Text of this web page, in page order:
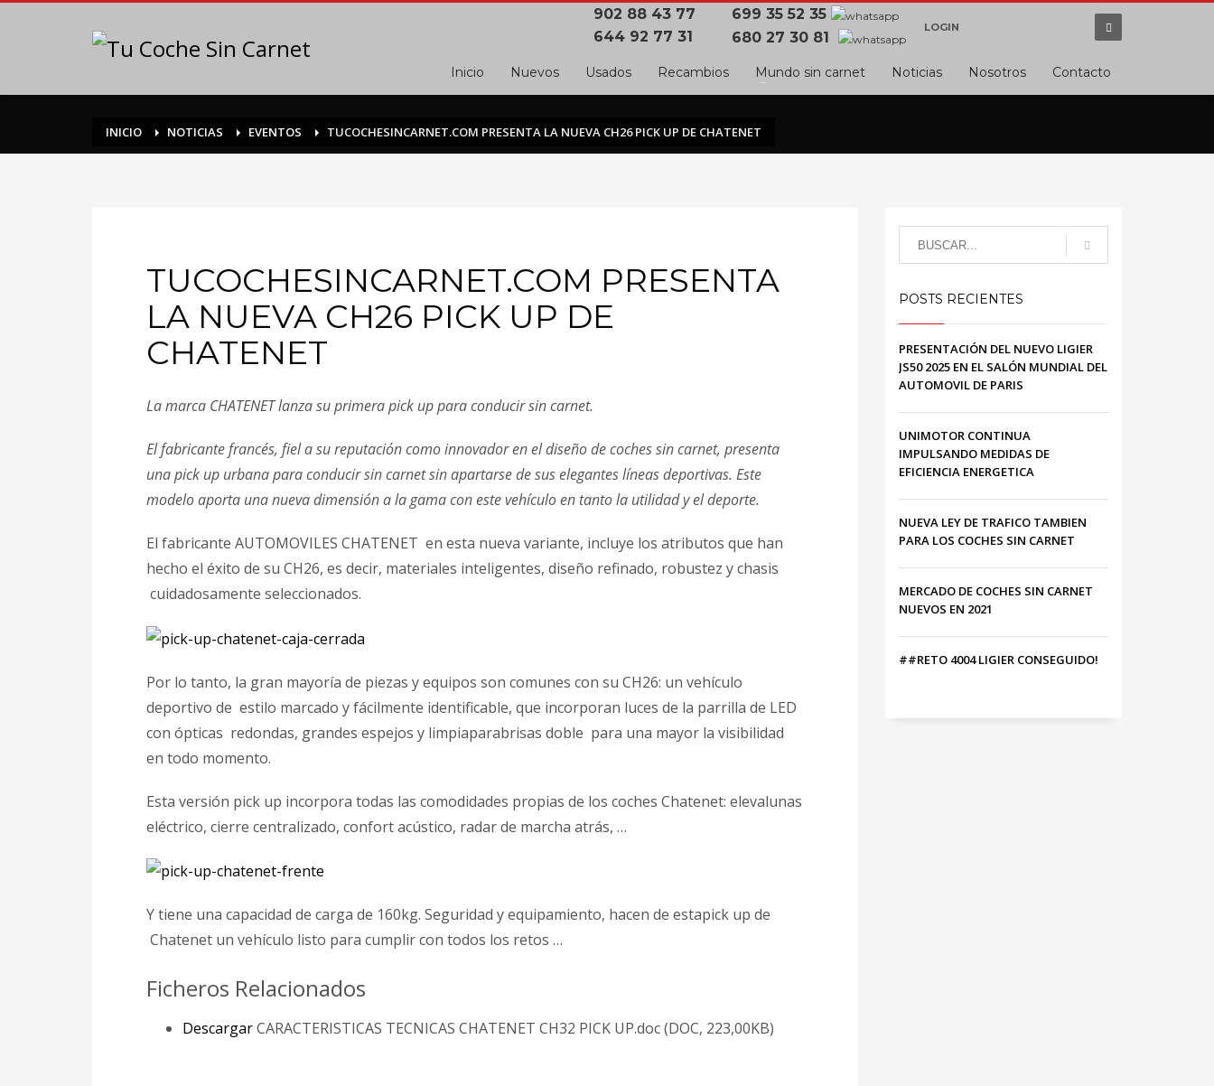
902 88 43 77
644 92 77 31
699 35 52 35
680 27 30 81
LOGIN
Inicio Nuevos Usados Recambios Mundo sin carnet Noticias Nosotros Contacto
INICIO NOTICIAS EVENTOS TUCOCHESINCARNET.COM PRESENTA LA NUEVA CH26 PICK UP DE CHATENET
TUCOCHESINCARNET.COM PRESENTA
LA NUEVA CH26 PICK UP DE
CHATENET
La marca CHATENET lanza su primera pick up para conducir sin carnet.
El fabricante francés, fiel a su reputación como innovador en el diseño de coches sin carnet, presenta
una pick up urbana para conducir sin carnet sin apartarse de sus elegantes líneas deportivas. Este
modelo aporta una nueva dimensión a la gama con este vehículo en tanto la utilidad y el deporte.
El fabricante AUTOMOVILES CHATENET en esta nueva variante, incluye los atributos que han
hecho el éxito de su CH26, es decir, materiales inteligentes, diseño refinado, robustez y chasis
cuidadosamente seleccionados.
Por lo tanto, la gran mayoría de piezas y equipos son comunes con su CH26: un vehículo
deportivo de estilo marcado y fácilmente identificable, que incorporan luces de la parrilla de LED
con ópticas redondas, grandes espejos y limpiaparabrisas doble para una mayor la visibilidad
en todo momento.
Esta versión pick up incorpora todas las comodidades propias de los coches Chatenet: elevalunas
eléctrico, cierre centralizado, confort acústico, radar de marcha atrás, …
Y tiene una capacidad de carga de 160kg. Seguridad y equipamiento, hacen de estapick up de
Chatenet un vehículo listo para cumplir con todos los retos …
Ficheros Relacionados
DescargarCARACTERISTICAS TECNICAS CHATENET CH32 PICK UP.doc (DOC, 223,00KB)
POSTS RECIENTES
PRESENTACIÓN DEL NUEVO LIGIER
JS50 2025 EN EL SALÓN MUNDIAL DEL
AUTOMOVIL DE PARIS
UNIMOTOR CONTINUA
IMPULSANDO MEDIDAS DE
EFICIENCIA ENERGETICA
NUEVA LEY DE TRAFICO TAMBIEN
PARA LOS COCHES SIN CARNET
MERCADO DE COCHES SIN CARNET
NUEVOS EN 2021
##RETO 4004 LIGIER CONSEGUIDO!